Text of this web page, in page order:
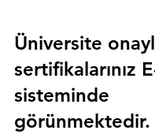
Üniversite
sertifikalarınız
sisteminde
görünmektedir.